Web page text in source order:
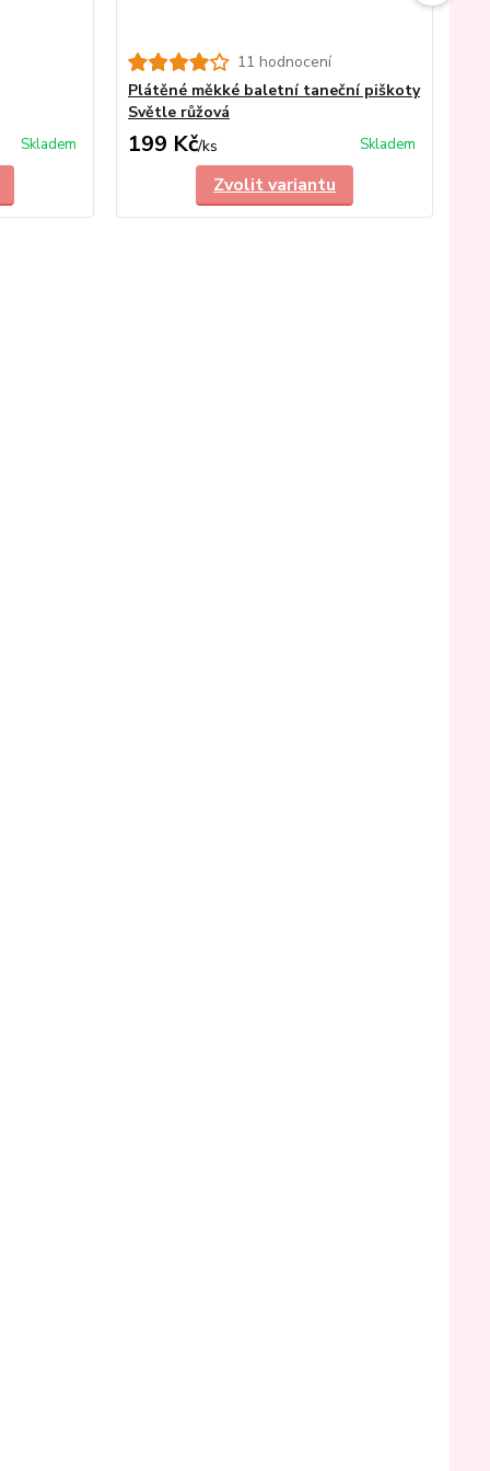
Skladem
11 hodnocení
Plátěné měkké baletní taneční piškoty
Světle růžová
199 Kč/ks Skladem
Zvolit variantu